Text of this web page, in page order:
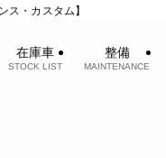
ス・カスタム】
在庫車
STOCK LIST
整備
MAINTENANCE